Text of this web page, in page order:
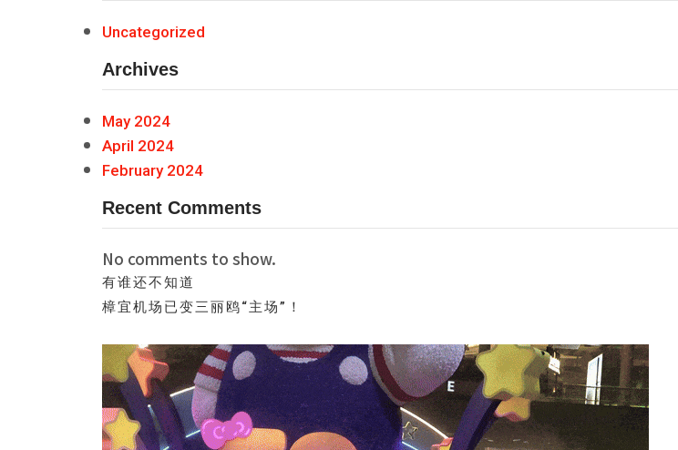
Uncategorized
Archives
May 2024
April 2024
February 2024
Recent Comments
No comments to show.
有谁还不知道
樟宜机场已变三丽鸥“主场”！